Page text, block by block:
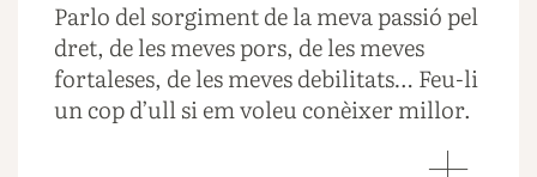
Parlo del sorgiment de la meva passió pel
dret, de les meves pors, de les meves
fortaleses, de les meves debilitats… Feu-li
un cop d’ull si em voleu conèixer millor.